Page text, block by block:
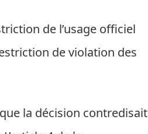
de l’usage officiel
de violation des
la décision contredisait